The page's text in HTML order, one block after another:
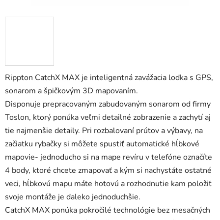
Rippton CatchX MAX je inteligentná zavážacia loďka s GPS,
sonarom a špičkovým 3D mapovaním.
Disponuje prepracovaným zabudovaným sonarom od firmy
Toslon, ktorý ponúka veľmi detailné zobrazenie a zachytí aj
tie najmenšie detaily. Pri rozbalovaní prútov a výbavy, na
začiatku rybačky si môžete spustiť automatické hĺbkové
mapovie- jednoducho si na mape revíru v telefóne označíte
4 body, ktoré chcete zmapovať a kým si nachystáte ostatné
veci, hĺbkovú mapu máte hotovú a rozhodnutie kam položiť
svoje montáže je ďaleko jednoduchšie.
CatchX MAX ponúka pokročilé technológie bez mesačných